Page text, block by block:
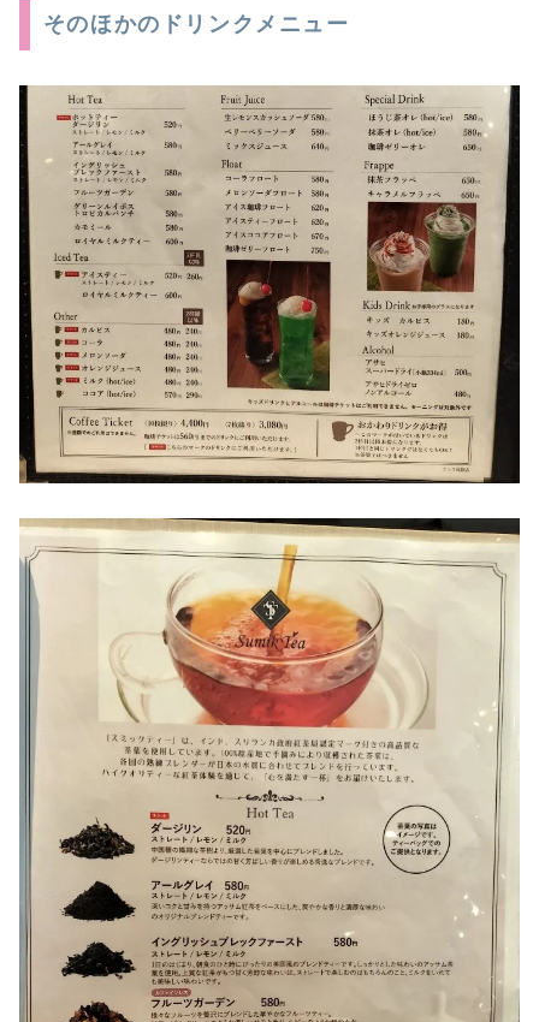
そのほかのドリンクメニュー